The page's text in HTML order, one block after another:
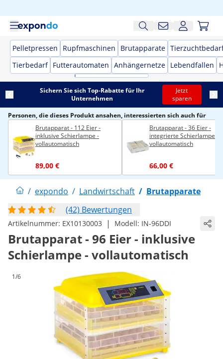
Pelletpressen Rupfmaschinen Brutapparate
Tierbedarf Futterautomaten Anhängernetze Lebendfallen
Sichern Sie sich Top-Rabatte für Ihr
Unternehmen
Jetzt
sparen
Personen, die dieses Produkt ansahen, interessierten sich auch für
Brutapparat - 112 Eier -
inklusive Schierlampe -
vollautomatisch
89,00 €
Brutapparat - 36 Eier -
integrierte Schierlampe -
vollautomatisch
66,00 €
/ expondo / Landwirtschaft / Brutapparate
(42) Bewertungen
Artikelnummer: EX10130003 | Modell: IN-96DDI
Brutapparat - 96 Eier - inklusive
Schierlampe - vollautomatisch
1/6